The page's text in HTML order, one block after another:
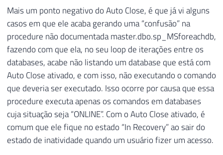
Mais um ponto negativo do Auto Close, é que já vi alguns
casos em que ele acaba gerando uma “confusão” na
procedure não documentada master.dbo.sp_MSforeachdb,
fazendo com que ela, no seu loop de iterações entre os
databases, acabe não listando um database que está com
Auto Close ativado, e com isso, não executando o comando
que deveria ser executado. Isso ocorre por causa que essa
procedure executa apenas os comandos em databases
cuja situação seja “ONLINE”. Com o Auto Close ativado, é
comum que ele fique no estado “In Recovery” ao sair do
estado de inatividade quando um usuário fizer um acesso.